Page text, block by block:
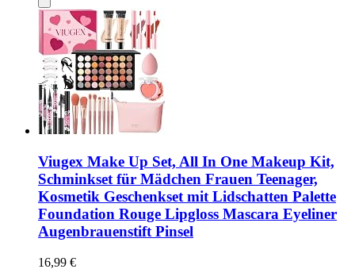
Viugex Make Up Set, All In One Makeup Kit,
Schminkset für Mädchen Frauen Teenager,
Kosmetik Geschenkset mit Lidschatten Palette
Foundation Rouge Lipgloss Mascara Eyeliner
Augenbrauenstift Pinsel
16,99 €